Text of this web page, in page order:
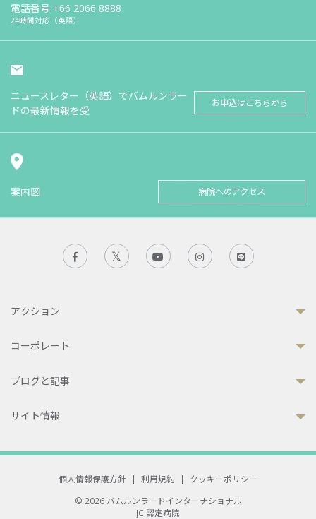
電話番号 +66 2066 8888
24時間対応（英語）
ニュースレター（英語）でバムルンラー
ドの最新情報を受
お申込はこちらから
案内図 病院へのアクセス
アクション
コーポレート
ブログと記事
サイト情報
個人情報保護方針 | 利用規約 |
クッキーポリシー
© 2026 バムルンラードインターナショナル
JCI認定病院